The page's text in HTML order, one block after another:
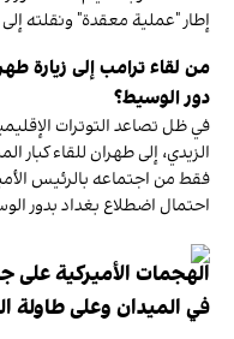
إطار "عملية معقدة" ونقلته
من لقاء ترامب إلى زيارة
دور الوسيط؟
في ظل تصاعد التوترات
الزيدي، إلى طهران للقاء كبار
فقط من اجتماعه بالرئيس
احتمال اضطلاع بغداد بدور
الهجمات الأميركية
في الميدان وعلى طاولة